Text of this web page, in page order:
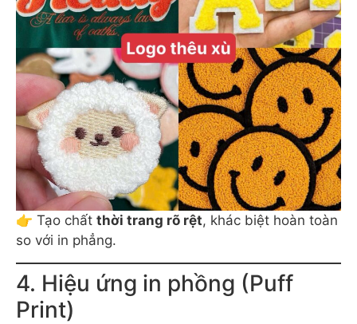
👉 Tạo chất thời trang rõ rệt, khác biệt hoàn toàn
so với in phẳng.
4. Hiệu ứng in phồng (Puff
Print)